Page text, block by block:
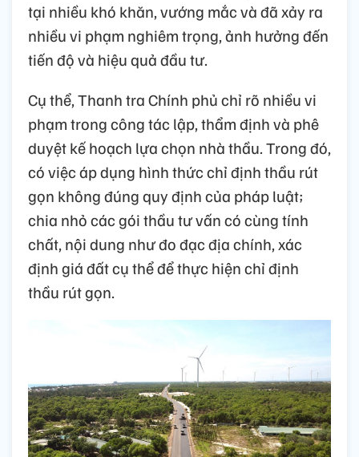
tại nhiều khó khăn, vướng mắc và đã xảy ra
nhiều vi phạm nghiêm trọng, ảnh hưởng đến
tiến độ và hiệu quả đầu tư.
Cụ thể, Thanh tra Chính phủ chỉ rõ nhiều vi
phạm trong công tác lập, thẩm định và phê
duyệt kế hoạch lựa chọn nhà thầu. Trong đó,
có việc áp dụng hình thức chỉ định thầu rút
gọn không đúng quy định của pháp luật;
chia nhỏ các gói thầu tư vấn có cùng tính
chất, nội dung như đo đạc địa chính, xác
định giá đất cụ thể để thực hiện chỉ định
thầu rút gọn.